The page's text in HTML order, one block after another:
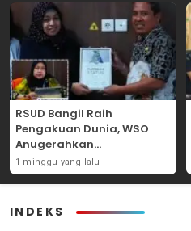
RSUD Bangil Raih
Pengakuan Dunia, WSO
Anugerahkan
Penghargaan
Internasional untuk
1 minggu yang lalu
INDEKS